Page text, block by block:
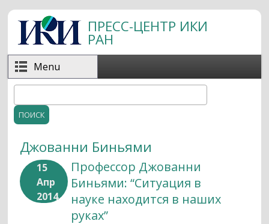
Перейти к основному содержанию
ПРЕСС-ЦЕНТР ИКИ
РАН
Menu
Форма поиска
Джованни Биньями
15
Апр
2014
Профессор Джованни
Биньями: “Ситуация в
науке находится в наших
руках”